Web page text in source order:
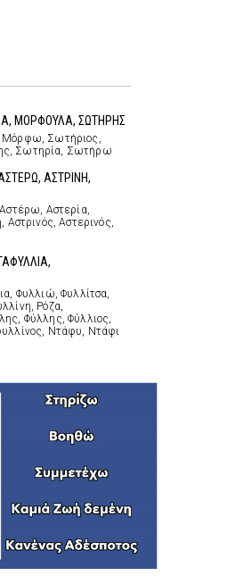
ΜΟΡΦΟΥΛΑ, ΣΩΤΗΡΗΣ
Μόρφω, Σωτήριος,
Σωτηρία, Σωτήρω
ΑΣΤΡΙΝΗ,
Αστερία,
Αστρινός, Αστερινός,
Φυλλιώ, Φυλλίτσα,
Ρόζα,
Φύλλης, Φύλλιος,
Ντάφυ, Ντάφι